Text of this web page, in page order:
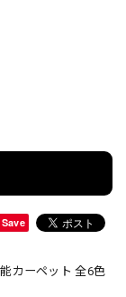
Save
カーペット 全6色